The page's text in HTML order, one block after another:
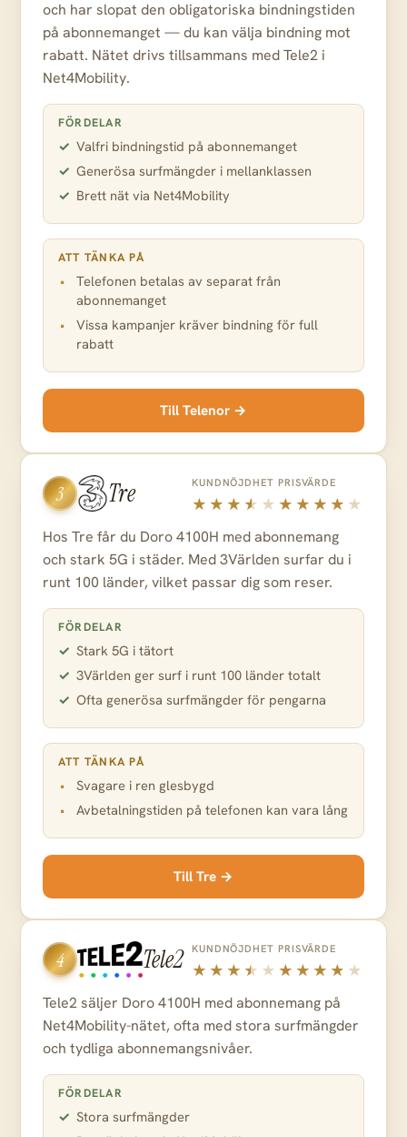
och har slopat den obligatoriska bindningstiden
på abonnemanget — du kan välja bindning mot
rabatt. Nätet drivs tillsammans med Tele2 i
Net4Mobility.
FÖRDELAR
Valfri bindningstid på abonnemanget
Generösa surfmängder i mellanklassen
Brett nät via Net4Mobility
ATT TÄNKA PÅ
Telefonen betalas av separat från
abonnemanget
Vissa kampanjer kräver bindning för full
rabatt
Till Telenor →
3 Tre KUNDNÖJDHET PRISVÄRDE
Hos Tre får du Doro 4100H med abonnemang
och stark 5G i städer. Med 3Världen surfar du i
runt 100 länder, vilket passar dig som reser.
FÖRDELAR
Stark 5G i tätort
3Världen ger surf i runt 100 länder totalt
Ofta generösa surfmängder för pengarna
ATT TÄNKA PÅ
Svagare i ren glesbygd
Avbetalningstiden på telefonen kan vara lång
Till Tre →
4 Tele2 KUNDNÖJDHET PRISVÄRDE
Tele2 säljer Doro 4100H med abonnemang på
Net4Mobility-nätet, ofta med stora surfmängder
och tydliga abonnemangsnivåer.
FÖRDELAR
Stora surfmängder